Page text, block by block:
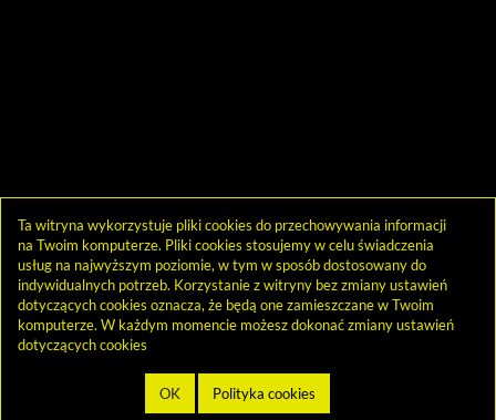
Ta witryna wykorzystuje pliki cookies do przechowywania informacji
na Twoim komputerze. Pliki cookies stosujemy w celu świadczenia
usług na najwyższym poziomie, w tym w sposób dostosowany do
indywidualnych potrzeb. Korzystanie z witryny bez zmiany ustawień
dotyczących cookies oznacza, że będą one zamieszczane w Twoim
komputerze. W każdym momencie możesz dokonać zmiany ustawień
dotyczących cookies